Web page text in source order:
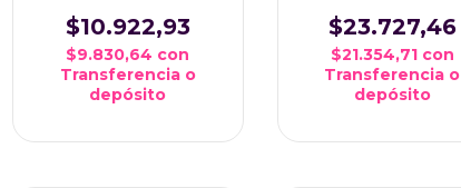
$10.922,93
$9.830,64 con
Transferencia o
depósito
$23.727,46
$21.354,71 con
Transferencia o
depósito